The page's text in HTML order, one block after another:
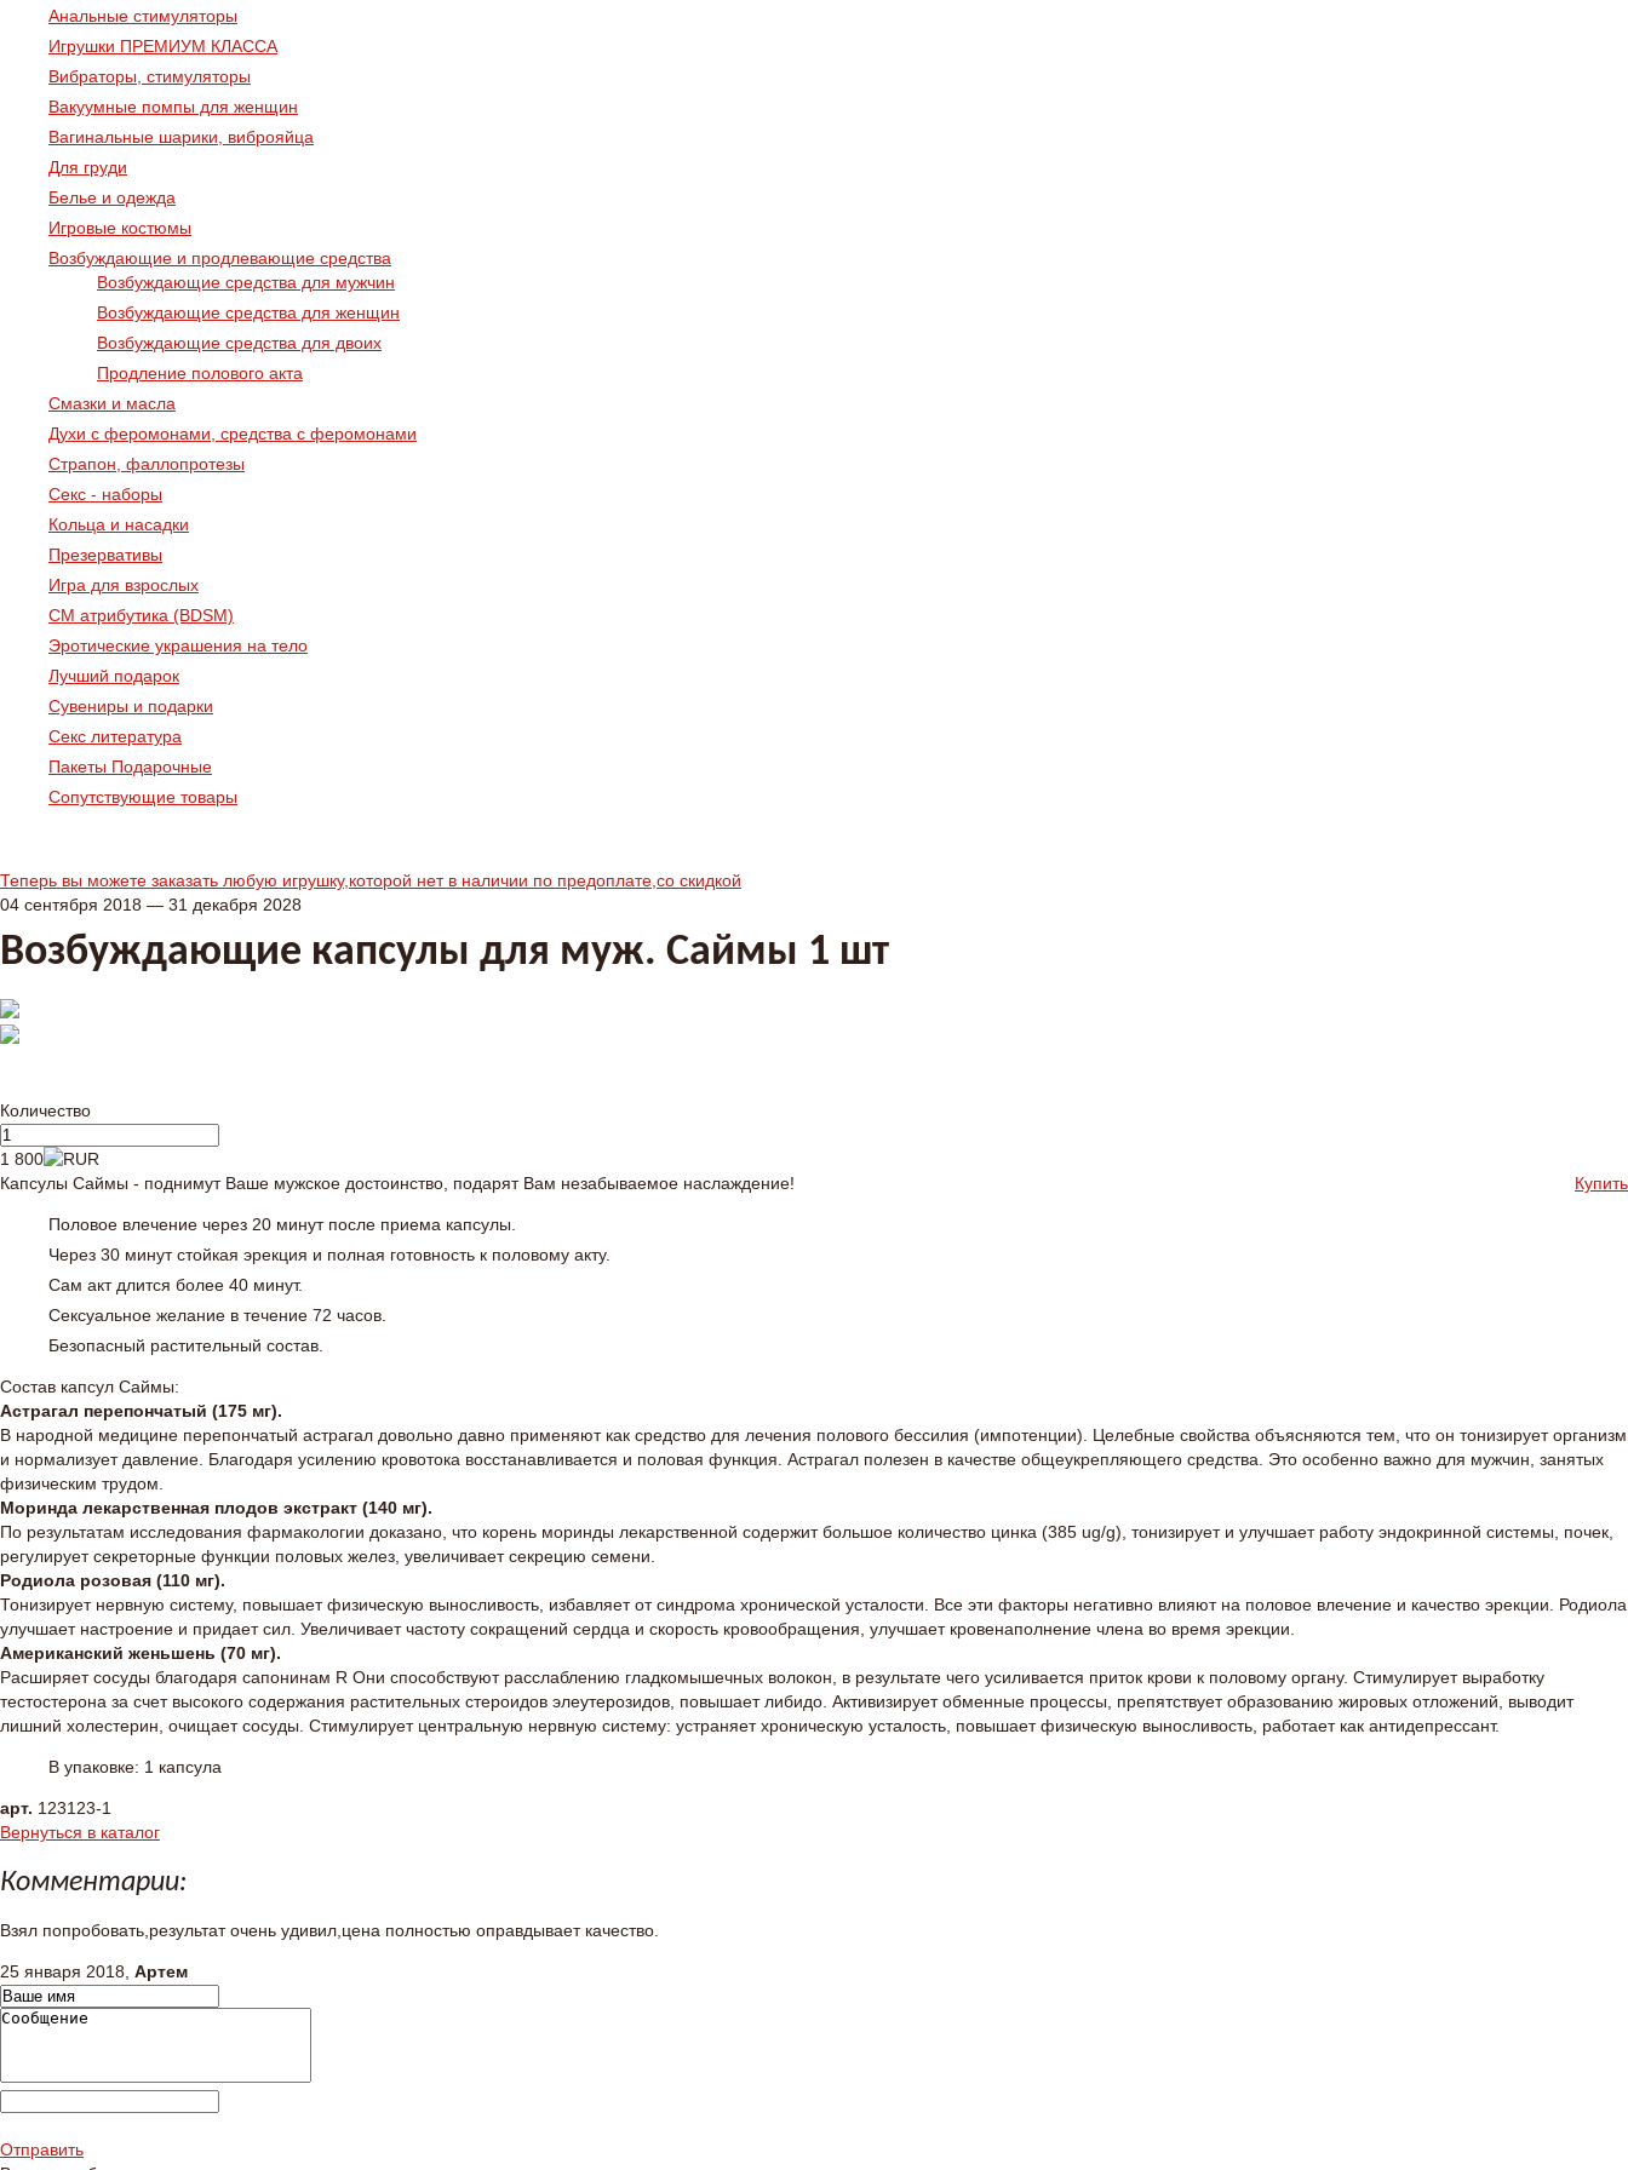
Анальные стимуляторы
Игрушки ПРЕМИУМ КЛАССА
Вибраторы, стимуляторы
Вакуумные помпы для женщин
Вагинальные шарики, виброяйца
Для груди
Белье и одежда
Игровые костюмы
Возбуждающие и продлевающие средства
Возбуждающие средства для мужчин
Возбуждающие средства для женщин
Возбуждающие средства для двоих
Продление полового акта
Смазки и масла
Духи с феромонами, средства с феромонами
Страпон, фаллопротезы
Секс - наборы
Кольца и насадки
Презервативы
Игра для взрослых
СМ атрибутика (BDSM)
Эротические украшения на тело
Лучший подарок
Сувениры и подарки
Секс литература
Пакеты Подарочные
Сопутствующие товары
Теперь вы можете заказать любую игрушку,которой нет в наличии по предоплате,со скидкой
04 сентября 2018 — 31 декабря 2028
Возбуждающие капсулы для муж. Саймы 1 шт
Количество
1 800
Купить
Капсулы Саймы - поднимут Ваше мужское достоинство, подарят Вам незабываемое наслаждение!
Половое влечение через 20 минут после приема капсулы.
Через 30 минут стойкая эрекция и полная готовность к половому акту.
Сам акт длится более 40 минут.
Сексуальное желание в течение 72 часов.
Безопасный растительный состав.
Состав капсул Саймы:
Астрагал перепончатый (175 мг).
В народной медицине перепончатый астрагал довольно давно применяют как средство для лечения полового бессилия (импотенции). Целебные свойства объясняются тем, что он тонизирует организм
и нормализует давление. Благодаря усилению кровотока восстанавливается и половая функция. Астрагал полезен в качестве общеукрепляющего средства. Это особенно важно для мужчин, занятых
физическим трудом.
Моринда лекарственная плодов экстракт (140 мг).
По результатам исследования фармакологии доказано, что корень моринды лекарственной содержит большое количество цинка (385 ug/g), тонизирует и улучшает работу эндокринной системы, почек,
регулирует секреторные функции половых желез, увеличивает секрецию семени.
Родиола розовая (110 мг).
Тонизирует нервную систему, повышает физическую выносливость, избавляет от синдрома хронической усталости. Все эти факторы негативно влияют на половое влечение и качество эрекции. Родиола
улучшает настроение и придает сил. Увеличивает частоту сокращений сердца и скорость кровообращения, улучшает кровенаполнение члена во время эрекции.
Американский женьшень (70 мг).
Расширяет сосуды благодаря сапонинам R Они способствуют расслаблению гладкомышечных волокон, в результате чего усиливается приток крови к половому органу. Стимулирует выработку
тестостерона за счет высокого содержания растительных стероидов элеутерозидов, повышает либидо. Активизирует обменные процессы, препятствует образованию жировых отложений, выводит
лишний холестерин, очищает сосуды. Стимулирует центральную нервную систему: устраняет хроническую усталость, повышает физическую выносливость, работает как антидепрессант.
В упаковке: 1 капсула
арт. 123123-1
Вернуться в каталог
Комментарии:
Взял попробовать,результат очень удивил,цена полностью оправдывает качество.
25 января 2018, Артем
Отправить